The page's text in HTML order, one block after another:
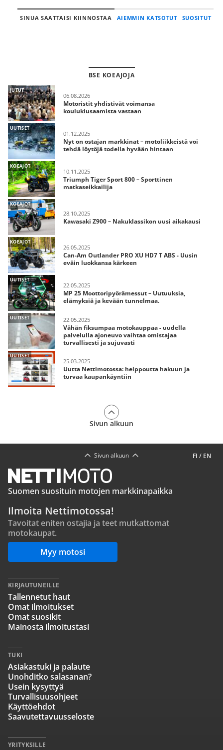
SINUA SAATTAISI KIINNOSTAA AIEMMIN KATSOTUT SUOSITUT
BSE KOEAJOJA
JUTUT
06.08.2026
Motoristit yhdistivät voimansa
koulukiusaamista vastaan
UUTISET
01.12.2025
Nyt on ostajan markkinat – motoliikkeistä voi
tehdä löytöjä todella hyvään hintaan
KOEAJOT
10.11.2025
Triumph Tiger Sport 800 – Sporttinen
matkaseikkailija
KOEAJOT
28.10.2025
Kawasaki Z900 – Nakuklassikon uusi aikakausi
KOEAJOT
26.05.2025
Can-Am Outlander PRO XU HD7 T ABS - Uusin
eväin luokkansa kärkeen
UUTISET
22.05.2025
MP 25 Moottoripyörämessut – Uutuuksia,
elämyksiä ja kevään tunnelmaa.
UUTISET 22.05.2025
Vähän fiksumpaa motokauppaa - uudella
palvelulla ajoneuvo vaihtaa omistajaa
turvallisesti ja sujuvasti
UUTISET
25.03.2025
Uutta Nettimotossa: helppoutta hakuun ja
turvaa kaupankäyntiin
Sivun alkuun
FI / EN
Sivun alkuun
Suomen suosituin motojen markkinapaikka
Ilmoita Nettimotossa!
Tavoitat eniten ostajia ja teet mutkattomat
motokaupat.
Myy motosi
KIRJAUTUNEILLE
Tallennetut haut
Omat ilmoitukset
Omat suosikit
Mainosta ilmoitustasi
TUKI
Asiakastuki ja palaute
Unohditko salasanan?
Usein kysyttyä
Turvallisuusohjeet
Käyttöehdot
Saavutettavuusseloste
YRITYKSILLE